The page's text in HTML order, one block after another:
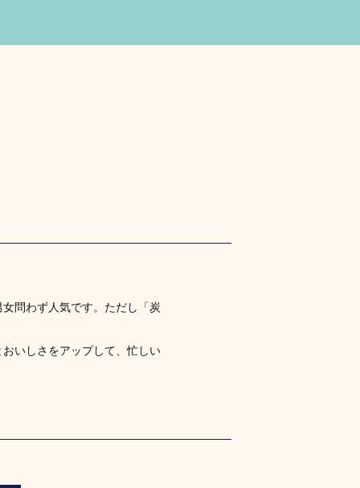
問わず人気です。ただし「炭
いしさをアップして、忙しい